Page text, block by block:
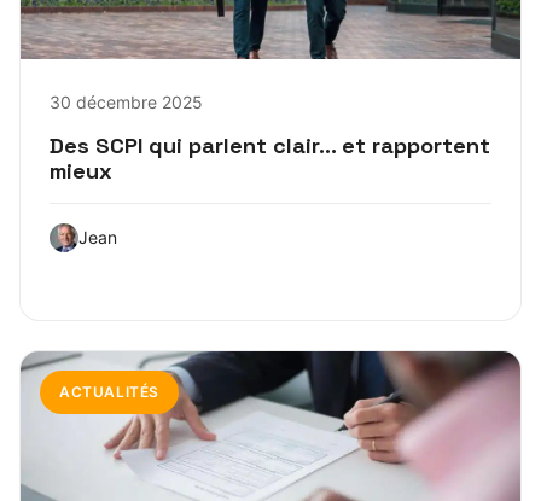
30 décembre 2025
Des SCPI qui parlent clair… et rapportent
mieux
Jean
ACTUALITÉS